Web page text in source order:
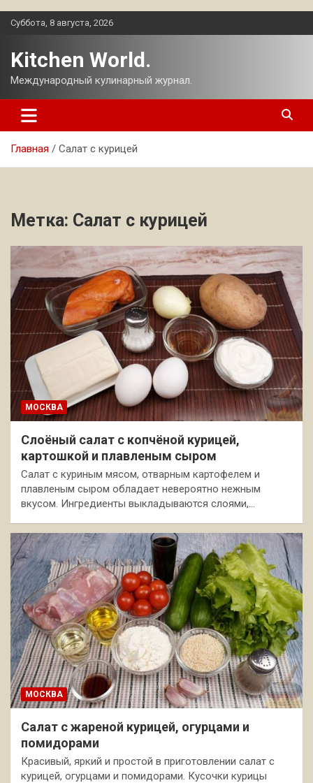
Перейти
Суббота, 8 августа, 2026
Kitchen World.
Международный кулинарный журнал.
Главная Салат с курицей
Метка: Салат с курицей
МОСКВА
Слоёный салат с копчёной курицей,
картошкой и плавленым сыром
Салат с куриным мясом, отварным картофелем и
плавленым сыром обладает невероятно нежным
вкусом. Ингредиенты выкладываются слоями,…
МОСКВА
Салат с жареной курицей, огурцами и
помидорами
Красивый, яркий и простой в приготовлении салат с
курицей, огурцами и помидорами. Кусочки курицы